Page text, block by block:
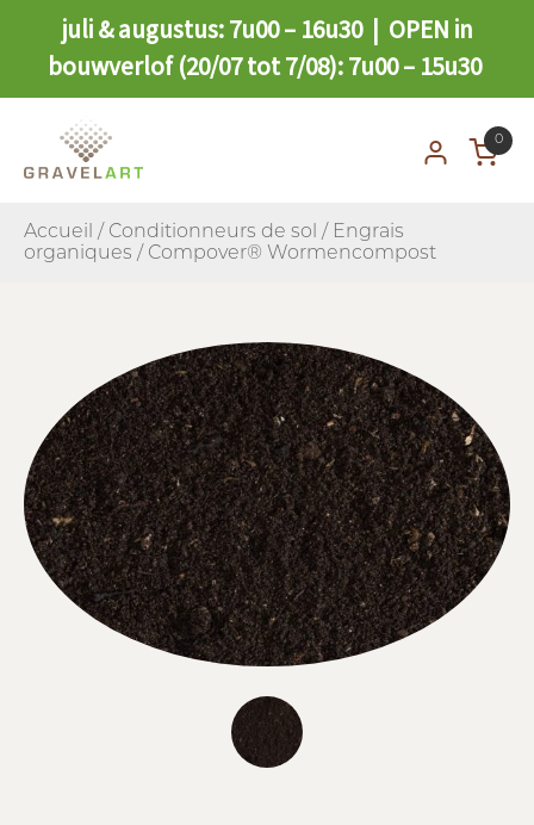
juli & augustus: 7u00 – 16u30 | OPEN in
bouwverlof (20/07 tot 7/08): 7u00 – 15u30
0
Accueil / Conditionneurs de sol / Engrais
organiques / Compover® Wormencompost